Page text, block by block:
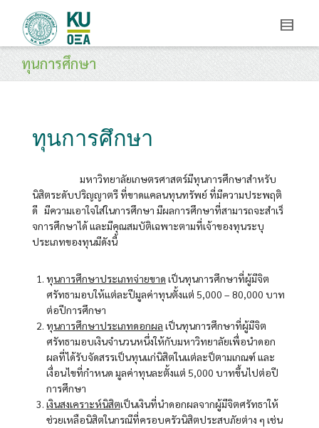
ทุนการศึกษา
ทุนการศึกษา
มหาวิทยาลัยเกษตรศาสตร์มีทุนการศึกษาสําหรับ
นิสิตระดับปริญญาตรี ที่ขาดแคลนทุนทรัพย์ ที่มีความประพฤติ
ดี มีความเอาใจใส่ในการศึกษา มีผลการศึกษาที่สามารถจะสําเร็
จการศึกษาได้ และมีคุณสมบัติเฉพาะตามที่เจ้าของทุนระบุ
ประเภทของทุนมีดังนี้
ทุนการศึกษาประเภทจ่ายขาด เป็นทุนการศึกษาที่ผู้มีจิต
ศรัทธามอบให้แต่ละปีมูลค่าทุนตั้งแต่ 5,000 – 80,000 บาท
ต่อปีการศึกษา
ทุนการศึกษาประเภทดอกผล เป็นทุนการศึกษาที่ผู้มีจิต
ศรัทธามอบเงินจํานวนหนึ่งให้กับมหาวิทยาลัยเพื่อนําดอก
ผลที่ได้รับจัดสรรเป็นทุนแก่นิสิตในแต่ละป็ตามเกณฑ์ และ
เงื่อนไขที่กําหนด มูลค่าทุนละตั้งแต่ 5,000 บาทขึ้นไปต่อปี
การศึกษา
เงินสงเคราะห์นิสิตเป็นเงินที่นําดอกผลจากผู้มีจิตศรัทธาให้
ช่วยเหลือนิสิตในกรณีที่ครอบครัวนิสิตประสบภัยต่าง ๆ เช่น